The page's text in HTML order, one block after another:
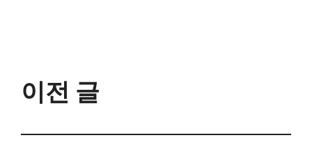
이전 글